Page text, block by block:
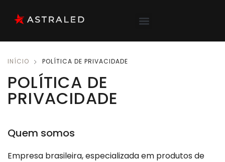
INÍCIO POLÍTICA DE PRIVACIDADE
POLÍTICA DE
PRIVACIDADE
Quem somos
Empresa brasileira, especializada em produtos de